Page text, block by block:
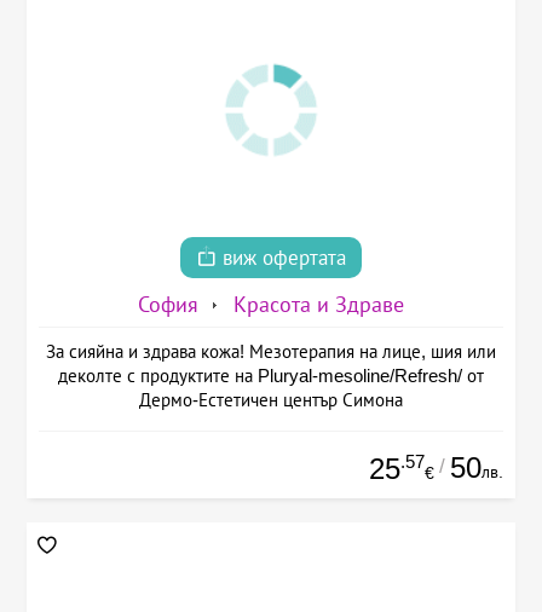
виж офертата
София Красота и Здраве
За сияйна и здрава кожа! Мезотерапия на лице, шия или
деколте с продуктите на Pluryal-mesoline/Refresh/ от
Дермо-Естетичен център Симона
25.57
€ / 50лв.